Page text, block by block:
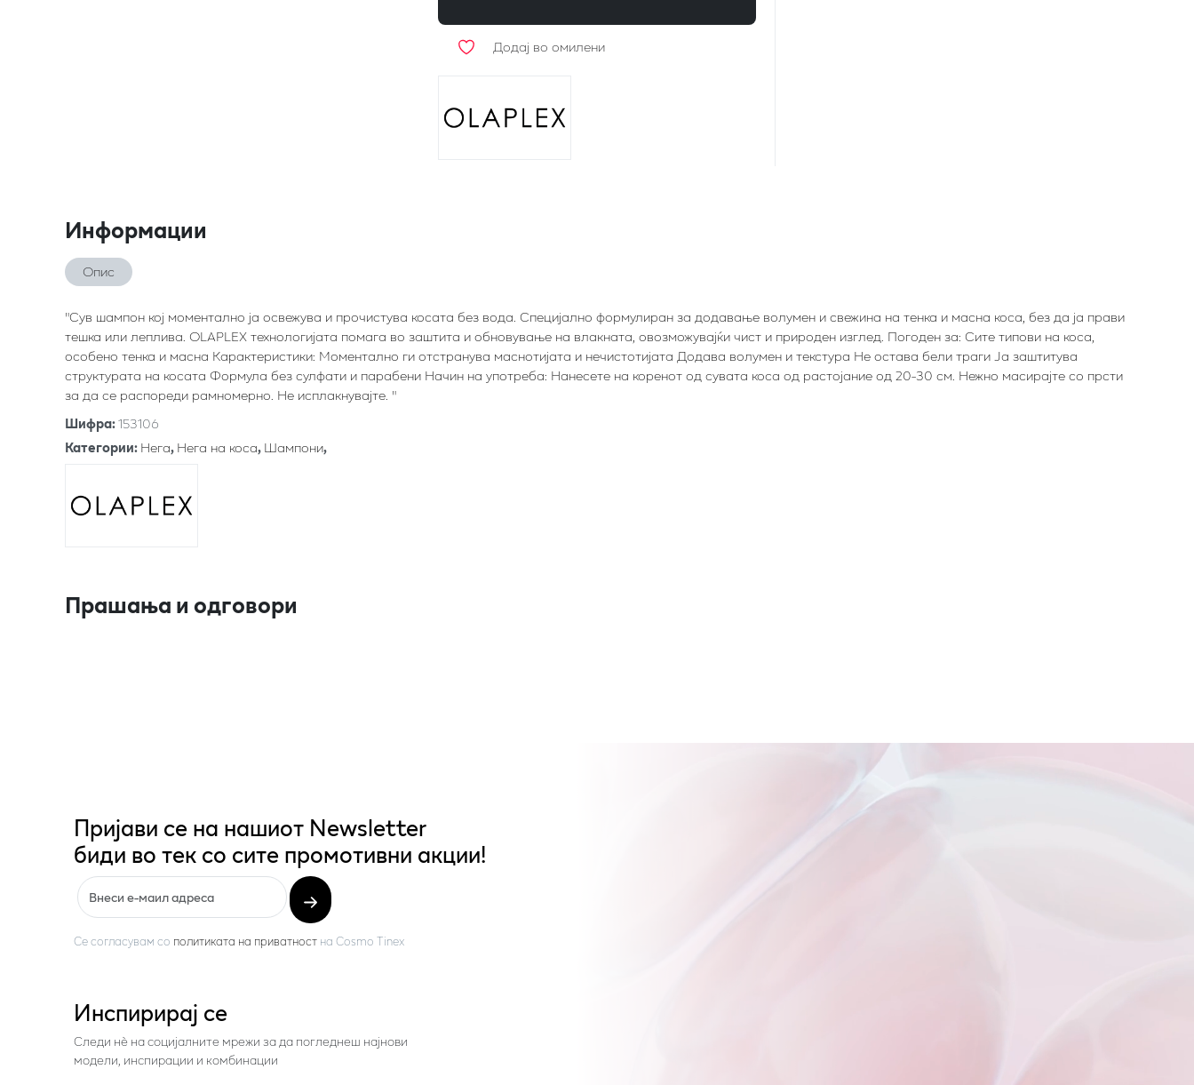
Додај во омилени
Информации
Опис
"Сув шампон кој моментално ја освежува и прочистува косата без вода. Специјално формулиран за додавање волумен и свежина на тенка и масна коса, без да ја прави
тешка или леплива. OLAPLEX технологијата помага во заштита и обновување на влакната, овозможувајќи чист и природен изглед. Погоден за: Сите типови на коса,
особено тенка и масна Карактеристики: Моментално ги отстранува маснотијата и нечистотијата Додава волумен и текстура Не остава бели траги Ја заштитува
структурата на косата Формула без сулфати и парабени Начин на употреба: Нанесете на коренот од сувата коса од растојание од 20-30 см. Нежно масирајте со прсти
за да се распореди рамномерно. Не исплакнувајте. "
Шифра:153106
Категории:Нега,Нега на коса,Шампони,
Прашања и одговори
Пријави се на нашиот Newsletter
биди во тек со сите промотивни акции!
Се согласувам со политиката на приватност на Cosmo Tinex
Инспирирај се
Следи нѐ на социјалните мрежи за да погледнеш најнови
модели, инспирации и комбинации